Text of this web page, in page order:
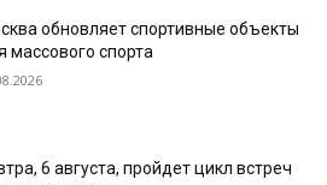
обновляет спортивные объекты
массового спорта
6 августа, пройдет цикл встреч